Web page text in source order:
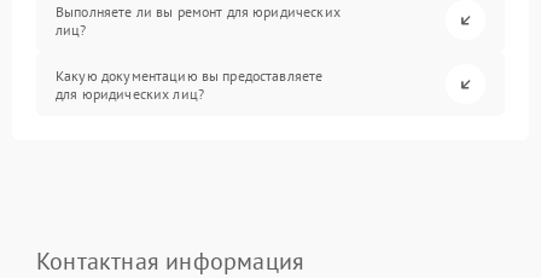
Выполняете ли вы ремонт для юридических
лиц?
Какую документацию вы предоставляете
для юридических лиц?
Контактная информация